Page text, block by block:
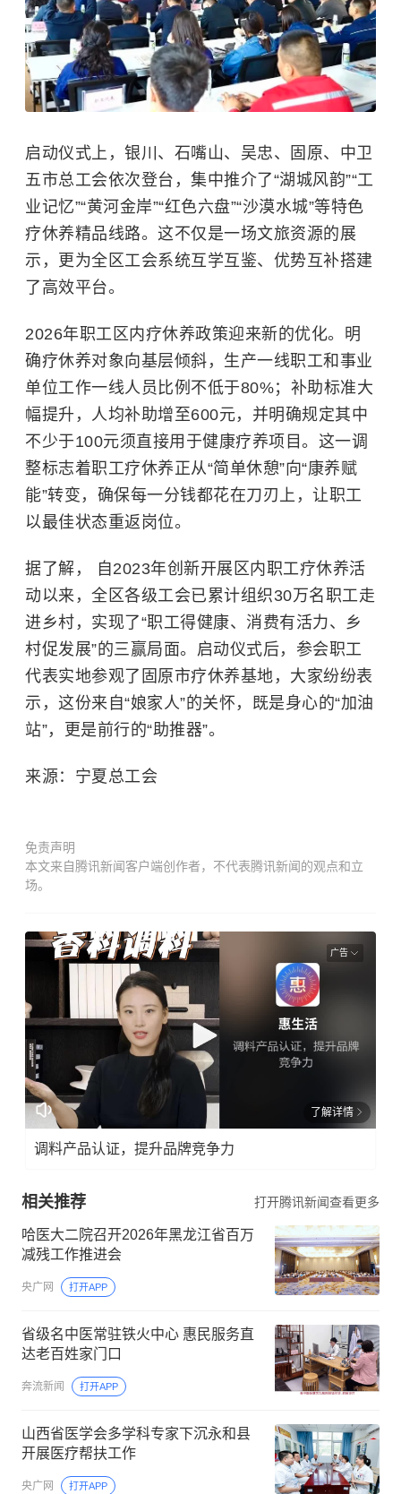
启动仪式上，银川、石嘴山、吴忠、固原、中卫
五市总工会依次登台，集中推介了“湖城风韵”“工
业记忆”“黄河金岸”“红色六盘”“沙漠水城”等特色
疗休养精品线路。这不仅是一场文旅资源的展
示，更为全区工会系统互学互鉴、优势互补搭建
了高效平台。
2026年职工区内疗休养政策迎来新的优化。明
确疗休养对象向基层倾斜，生产一线职工和事业
单位工作一线人员比例不低于80%；补助标准大
幅提升，人均补助增至600元，并明确规定其中
不少于100元须直接用于健康疗养项目。这一调
整标志着职工疗休养正从“简单休憩”向“康养赋
能”转变，确保每一分钱都花在刀刃上，让职工
以最佳状态重返岗位。
据了解， 自2023年创新开展区内职工疗休养活
动以来，全区各级工会已累计组织30万名职工走
进乡村，实现了“职工得健康、消费有活力、乡
村促发展”的三赢局面。启动仪式后，参会职工
代表实地参观了固原市疗休养基地，大家纷纷表
示，这份来自“娘家人”的关怀，既是身心的“加油
站”，更是前行的“助推器”。
来源：宁夏总工会
免责声明
本文来自腾讯新闻客户端创作者，不代表腾讯新闻的观点和立
场。
广告
了解详情
调料产品认证，提升品牌竞争力
相关推荐 打开腾讯新闻查看更多
哈医大二院召开2026年黑龙江省百万
减残工作推进会
央广网 打开APP
省级名中医常驻铁火中心 惠民服务直
达老百姓家门口
奔流新闻 打开APP
山西省医学会多学科专家下沉永和县
开展医疗帮扶工作
央广网 打开APP